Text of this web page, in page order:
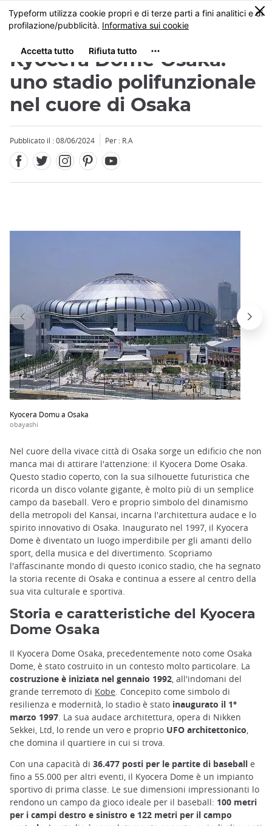
Skip
to
content
MENU
0
Kyocera Dome Osaka:
uno stadio polifunzionale
nel cuore di Osaka
Pubblicato il : 08/06/2024 Per : R.A
Kyocera Domu a Osaka
obayashi
Close
Nel cuore della vivace città di Osaka sorge un edificio che non
manca mai di attirare l'attenzione: il Kyocera Dome Osaka.
Questo stadio coperto, con la sua silhouette futuristica che
ricorda un disco volante gigante, è molto più di un semplice
campo da baseball. Vero e proprio simbolo del dinamismo
della metropoli del Kansai, incarna l'architettura audace e lo
spirito innovativo di Osaka. Inaugurato nel 1997, il Kyocera
Dome è diventato un luogo imperdibile per gli amanti dello
sport, della musica e del divertimento. Scopriamo
l'affascinante mondo di questo iconico stadio, che ha segnato
la storia recente di Osaka e continua a essere al centro della
sua vita culturale e sportiva.
Storia e caratteristiche del Kyocera
Dome Osaka
Il Kyocera Dome Osaka, precedentemente noto come Osaka
Dome, è stato costruito in un contesto molto particolare. La
costruzione è iniziata nel gennaio 1992, all'indomani del
grande terremoto di Kobe. Concepito come simbolo di
resilienza e modernità, lo stadio è stato inaugurato il 1°
marzo 1997. La sua audace architettura, opera di Nikken
Sekkei, Ltd, lo rende un vero e proprio UFO architettonico,
che domina il quartiere in cui si trova.
Con una capacità di 36.477 posti per le partite di baseball e
fino a 55.000 per altri eventi, il Kyocera Dome è un impianto
sportivo di prima classe. Le sue dimensioni impressionanti lo
rendono un campo da gioco ideale per il baseball: 100 metri
per i campi destro e sinistro e 122 metri per il campo